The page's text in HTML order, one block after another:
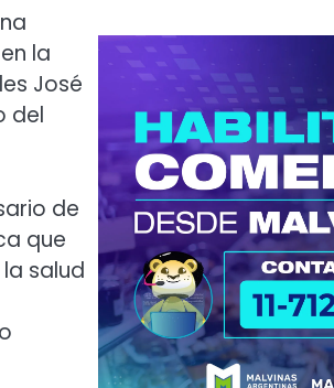
la
José
del
de
que
salud